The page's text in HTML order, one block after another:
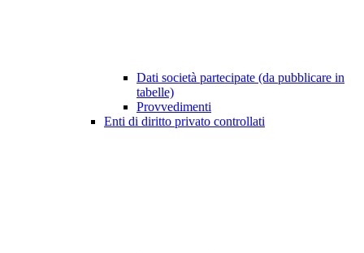
Dati società partecipate (da pubblicare in
tabelle)
Provvedimenti
Enti di diritto privato controllati